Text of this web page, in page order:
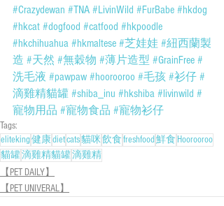
#Crazydewan #TNA #LivinWild #FurBabe #hkdog
#hkcat #dogfood #catfood #hkpoodle
#hkchihuahua #hkmaltese #芝娃娃 #紐西蘭製
造 #天然 #無穀物 #薄片造型 #GrainFree #
洗毛液 #pawpaw #hoorooroo #毛孩 #衫仔 #
滴雞精貓罐 #shiba_inu #hkshiba #livinwild #
寵物用品 #寵物食品 #寵物衫仔
Tags:
eliteking健康dietcats貓咪飲食freshfood鮮食 Hoorooroo
貓罐滴雞精貓罐滴雞精
【PET DAILY】
【PET UNIVERAL】